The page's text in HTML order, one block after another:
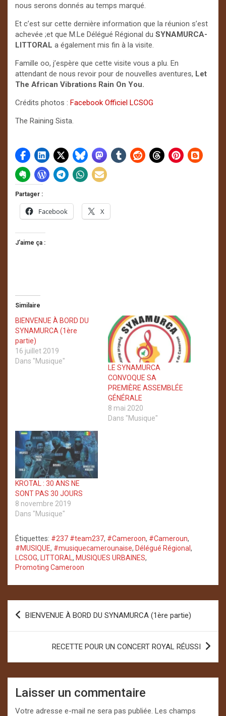
nous serons donnés au temps marqué.
Et c’est sur cette dernière information que la réunion s’est
achevée ;et que M.Le Délégué Régional du SYNAMURCA-
LITTORAL a également mis fin à la visite.
Famille oo, j’espère que cette visite vous a plu. En
attendant de nous revoir pour de nouvelles aventures, Let
The African Vibrations Rain On You.
Crédits photos : Facebook Officiel LCSOG
The Raining Sista.
Partager :
Facebook X
J’aime ça :
Similaire
BIENVENUE À BORD DU
SYNAMURCA (1ère
partie)
16 juillet 2019
Dans "Musique"
LE SYNAMURCA
CONVOQUE SA
PREMIÈRE ASSEMBLÉE
GÉNÉRALE
8 mai 2020
Dans "Musique"
KROTAL : 30 ANS NE
SONT PAS 30 JOURS
8 novembre 2019
Dans "Musique"
Étiquettes: #237 #team237, #Cameroon, #Cameroun,
#MUSIQUE, #musiquecamerounaise, Délégué Régional ,
LCSOG, LITTORAL , MUSIQUES URBAINES,
Promoting Cameroon
Navigation
BIENVENUE À BORD DU SYNAMURCA (1ère partie)
RECETTE POUR UN CONCERT ROYAL RÉUSSI
Laisser un commentaire
Votre adresse e-mail ne sera pas publiée. Les champs